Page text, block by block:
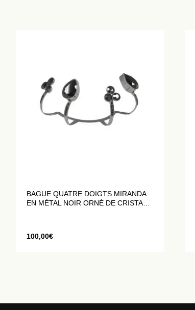
BAGUE QUATRE DOIGTS MIRANDA
EN MÉTAL NOIR ORNÉ DE CRISTAUX
100,00€